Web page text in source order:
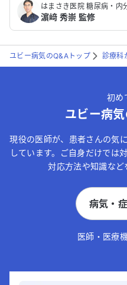
はまさき医院 糖尿病・内
濵﨑 秀崇 監修
ユビー病気のQ&Aトップ 診療科
初め
ユビー病
現役の医師が、患者さんの気
しています。ご自身だけでは
対応方法や知識など
病気・
医師・医療